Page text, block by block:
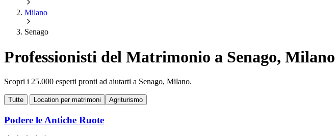
Milano
Senago
Professionisti del Matrimonio a Senago, Milano
Scopri i 25.000 esperti pronti ad aiutarti a Senago, Milano.
Tutte Location per matrimoni Agriturismo
Podere le Antiche Ruote